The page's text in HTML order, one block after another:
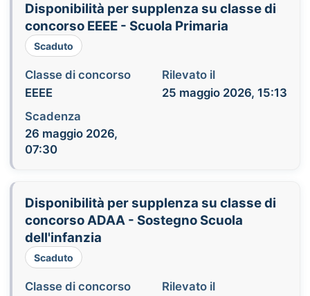
Disponibilità per supplenza su classe di
concorso EEEE - Scuola Primaria
Scaduto
Classe di concorso
EEEE
Rilevato il
25 maggio 2026, 15:13
Scadenza
26 maggio 2026,
07:30
Disponibilità per supplenza su classe di
concorso ADAA - Sostegno Scuola
dell'infanzia
Scaduto
Classe di concorso
Rilevato il